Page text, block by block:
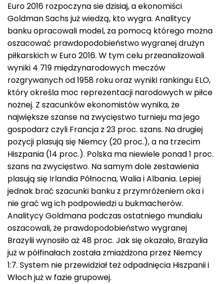
Euro 2016 rozpoczyna sie dzisiaj, a ekonomiści
Goldman Sachs już wiedzą, kto wygra. Analitycy
banku opracowali model, za pomocą którego można
oszacować prawdopodobieństwo wygranej drużyn
piłkarskich w Euro 2016. W tym celu przeanalizowali
wyniki 4 719 międzynarodowych meczów
rozgrywanych od 1958 roku oraz wyniki rankingu ELO,
który określa moc reprezentacji narodowych w piłce
nożnej. Z szacunków ekonomistów wynika, że
największe szanse na zwycięstwo turnieju ma jego
gospodarz czyli Francja z 23 proc. szans. Na drugiej
pozycji plasują się Niemcy (20 proc.), a na trzecim
Hiszpania (14 proc.). Polska ma niewiele ponad 1 proc.
szans na zwycięstwo. Na samym dole zestawienia
plasują się Irlandia Północna, Walia i Albania. Lepiej
jednak brać szacunki banku z przymróżeniem oka i
nie grać wg ich podpowiedzi u bukmacherów.
Analitycy Goldmana podczas ostatniego mundialu
oszacowali, że prawdopodobieństwo wygranej
Brazylii wynosiło aż 48 proc. Jak się okazało, Brazylia
już w półfinałach została zmiażdżona przez Niemcy
1:7. System nie przewidział też odpadnięcia Hiszpanii i
Włoch już w fazie grupowej.